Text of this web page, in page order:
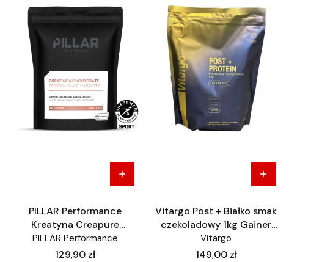
PILLAR Performance
Kreatyna Creapure
Monohydrat 300 g proszku
(88 porcji)
PILLAR Performance
Cena
129,90 zł
Vitargo Post + Białko smak
czekoladowy 1kg Gainer
Regeneracja
Vitargo
Cena
149,00 zł